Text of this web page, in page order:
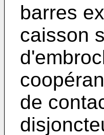
barres
caisson
de